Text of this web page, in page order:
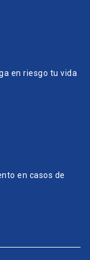
en riesgo tu vida
en casos de